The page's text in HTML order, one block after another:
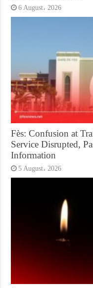
6 August، 2026
Fès: Confusion at
Service Disrupted,
Information
5 August، 2026